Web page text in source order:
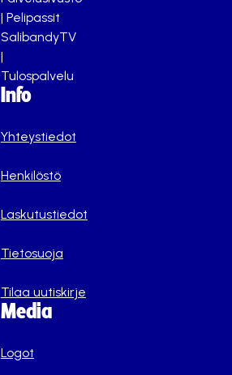
| Pelipassit
SalibandyTV
|
Tulospalvelu
Info
Yhteystiedot
Henkilöstö
Laskutustiedot
Tietosuoja
Tilaa uutiskirje
Media
Logot